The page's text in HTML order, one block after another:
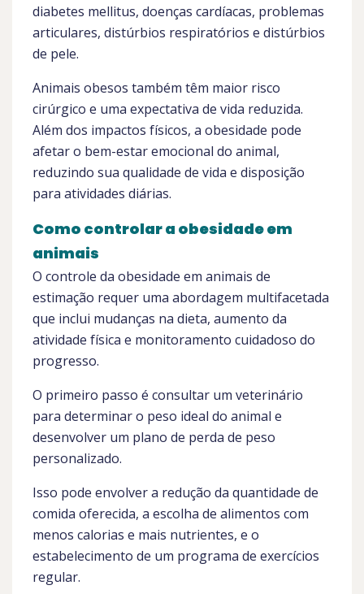
diabetes mellitus, doenças cardíacas, problemas
articulares, distúrbios respiratórios e distúrbios
de pele.
Animais obesos também têm maior risco
cirúrgico e uma expectativa de vida reduzida.
Além dos impactos físicos, a obesidade pode
afetar o bem-estar emocional do animal,
reduzindo sua qualidade de vida e disposição
para atividades diárias.
Como controlar a obesidade em
animais
O controle da obesidade em animais de
estimação requer uma abordagem multifacetada
que inclui mudanças na dieta, aumento da
atividade física e monitoramento cuidadoso do
progresso.
O primeiro passo é consultar um veterinário
para determinar o peso ideal do animal e
desenvolver um plano de perda de peso
personalizado.
Isso pode envolver a redução da quantidade de
comida oferecida, a escolha de alimentos com
menos calorias e mais nutrientes, e o
estabelecimento de um programa de exercícios
regular.